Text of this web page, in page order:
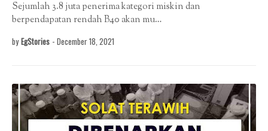
Sejumlah 3.8 juta penerima kategori miskin dan
berpendapatan rendah B40 akan mu…
by EgStories - December 18, 2021